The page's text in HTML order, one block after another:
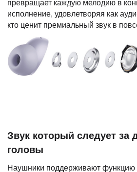
превращает каждую мелодию в
исполнение, удовлетворяя как
кто ценит премиальный звук в
Звук который следует за
головы
Наушники поддерживают функцию